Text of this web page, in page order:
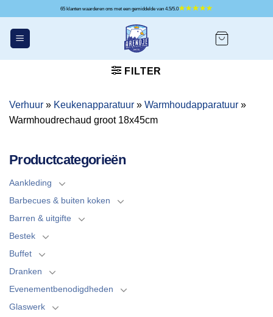
inhoud
65 klanten waarderen ons met een gemiddelde van 4.5/5.0
FILTER
Verhuur » Keukenapparatuur » Warmhoudapparatuur »
Warmhoudrechaud groot 18x45cm
Productcategorieën
Aankleding
Barbecues & buiten koken
Barren & uitgifte
Bestek
Buffet
Dranken
Evenementbenodigdheden
Glaswerk